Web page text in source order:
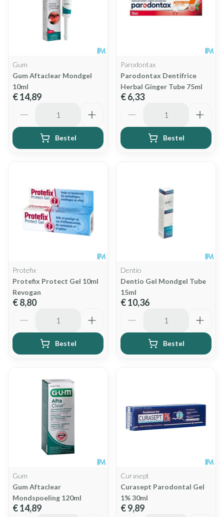
Gum
Gum Aftaclear Mondgel
10ml
€ 14,89
Bestel
Parodontax
Parodontax Dentifrice
Herbal Ginger Tube 75ml
€ 6,33
Bestel
Protefix
Protefix Protect Gel 10ml
Revogan
€ 8,80
Bestel
Dentio
Dentio Gel Mondgel Tube
15ml
€ 10,36
Bestel
Gum
Gum Aftaclear
Mondspoeling 120ml
€ 14,89
Curasept
Curasept Parodontal Gel
1% 30ml
€ 9,89